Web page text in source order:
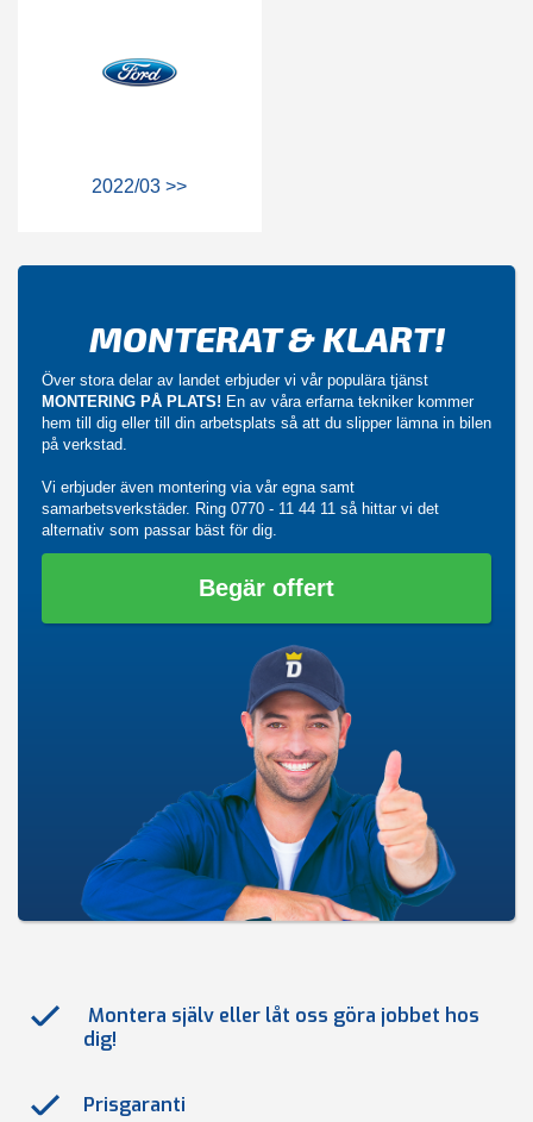
2022/03 >>
MONTERAT & KLART!
Över stora delar av landet erbjuder vi vår populära tjänst
MONTERING PÅ PLATS! En av våra erfarna tekniker kommer
hem till dig eller till din arbetsplats så att du slipper lämna in bilen
på verkstad.
Vi erbjuder även montering via vår egna samt
samarbetsverkstäder. Ring 0770 - 11 44 11 så hittar vi det
alternativ som passar bäst för dig.
Begär offert
Montera själv eller låt oss göra jobbet hos
dig!
Prisgaranti